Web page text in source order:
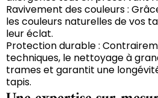
Ravivement des couleurs :
les couleurs naturelles de vos
leur éclat.
Protection durable :
techniques, le nettoyage à
trames et garantit une
tapis.